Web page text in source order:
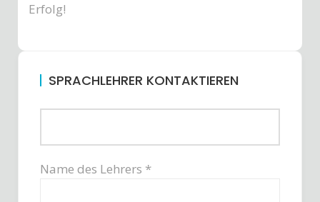
Erfolg!
SPRACHLEHRER KONTAKTIEREN
Name des Lehrers *